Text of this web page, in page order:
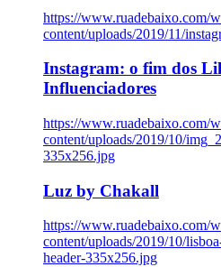
https://www.ruadebaixo.com/
content/uploads/2019/11/
Instagram: o fim dos
Influenciadores
https://www.ruadebaixo.com/
content/uploads/2019/10/
335x256.jpg
Luz by Chakall
https://www.ruadebaixo.com/
content/uploads/2019/10/
header-335x256.jpg